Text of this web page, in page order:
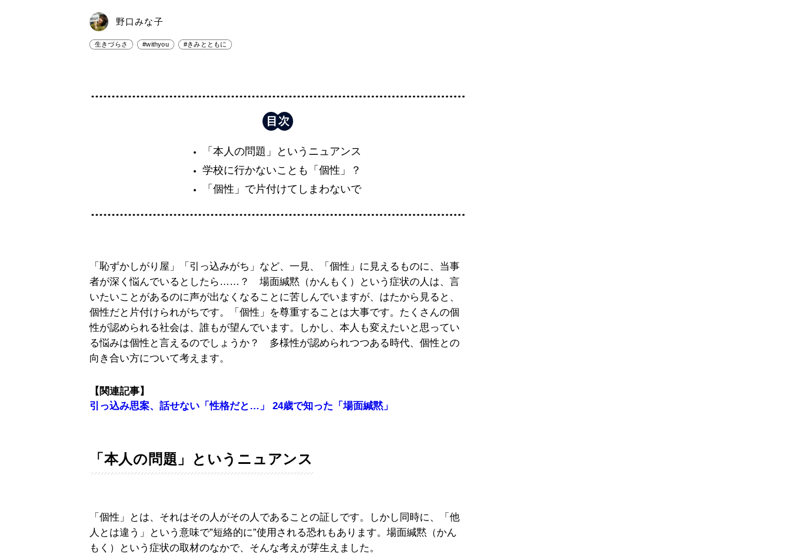
野口みな子
生きづらさ #withyou #きみとともに
「本人の問題」というニュアンス
学校に行かないことも「個性」？
「個性」で片付けてしまわないで
「恥ずかしがり屋」「引っ込みがち」など、一見、「個性」に見えるものに、当事
者が深く悩んでいるとしたら……？ 場面緘黙（かんもく）という症状の人は、言
いたいことがあるのに声が出なくなることに苦しんでいますが、はたから見ると、
個性だと片付けられがちです。「個性」を尊重することは大事です。たくさんの個
性が認められる社会は、誰もが望んでいます。しかし、本人も変えたいと思ってい
る悩みは個性と言えるのでしょうか？ 多様性が認められつつある時代、個性との
向き合い方について考えます。
【関連記事】
引っ込み思案、話せない「性格だと…」 24歳で知った「場面緘黙」
「本人の問題」というニュアンス
「個性」とは、それはその人がその人であることの証しです。しかし同時に、「他
人とは違う」という意味で”短絡的に”使用される恐れもあります。場面緘黙（かん
もく）という症状の取材のなかで、そんな考えが芽生えました。